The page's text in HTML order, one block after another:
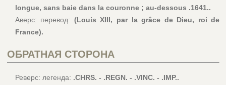
longue, sans baie dans la couronne ; au-dessous .1641..
Аверс: перевод: (Louis XIII, par la grâce de Dieu, roi de
France).
ОБРАТНАЯ СТОРОНА
Реверс: легенда: .CHRS. - .REGN. - .VINC. - .IMP..